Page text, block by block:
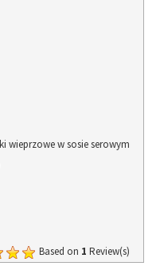
wieprzowe w sosie serowym
Based on 1 Review(s)